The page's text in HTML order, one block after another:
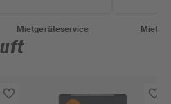
Mietgeräteservice